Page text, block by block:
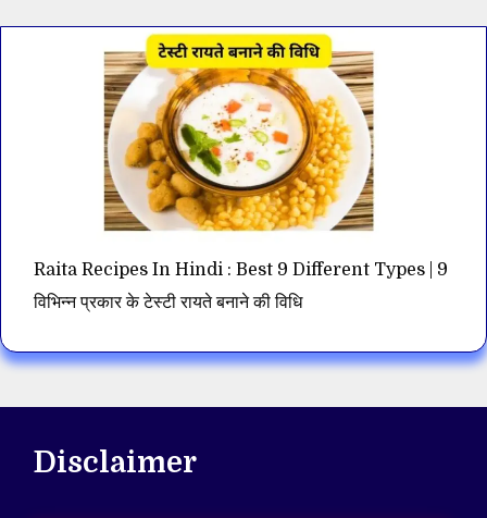
Raita Recipes In Hindi : Best 9 Different Types | 9
विभिन्न प्रकार के टेस्टी रायते बनाने की विधि
Disclaimer